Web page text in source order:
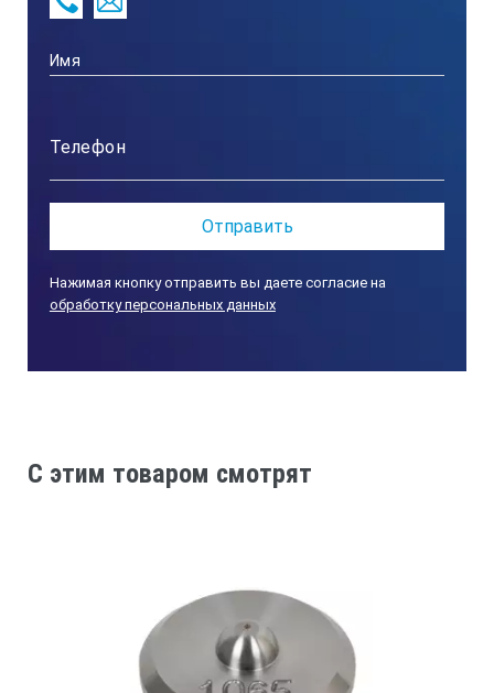
Нажимая кнопку отправить вы даете согласие на
обработку персональных данных
C этим товаром смотрят